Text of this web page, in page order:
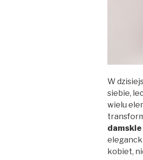
W
siebie,
wielu
damskie
kobiet,